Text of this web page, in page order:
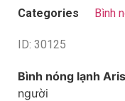
Categories
Bình
ID: 30125
Bình nóng lạnh
người